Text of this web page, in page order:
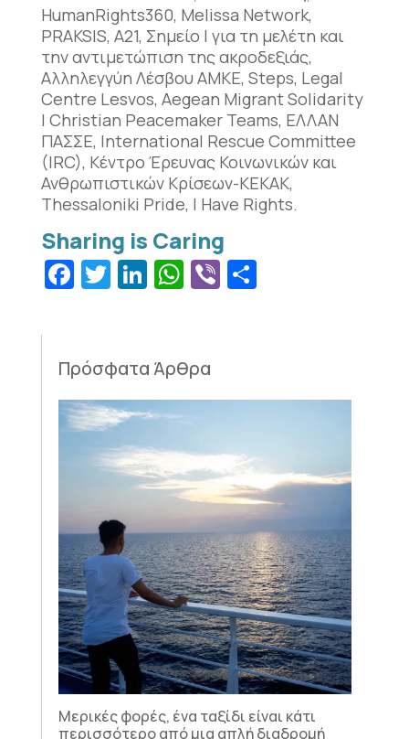
HumanRights360, Melissa Network,
PRAKSIS, Α21, Σημείο | για τη μελέτη και
την αντιμετώπιση της ακροδεξιάς,
Αλληλεγγύη Λέσβου ΑΜΚΕ, Steps, Legal
Centre Lesvos, Aegean Migrant Solidarity
| Christian Peacemaker Teams, ΕΛΛΑΝ
ΠΑΣΣΕ, International Rescue Committee
(IRC), Κέντρο Έρευνας Κοινωνικών και
Ανθρωπιστικών Κρίσεων-ΚΕΚΑΚ,
Thessaloniki Pride, I Have Rights.
Facebook
Twitter
LinkedIn
WhatsApp
Viber
Πρόσφατα Άρθρα
Μερικές φορές, ένα ταξίδι είναι κάτι
περισσότερο από μια απλή διαδρομή